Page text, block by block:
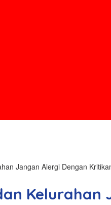
Jangan Alergi Dengan